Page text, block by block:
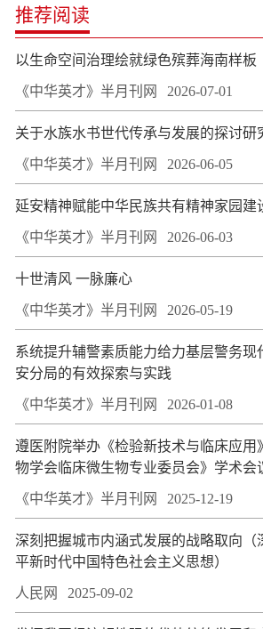
推荐阅读
以生命空间治理绘就绿色殡葬海南样板
《中华英才》半月刊网 2026-07-01
关于水族水书世代传承与发展的探讨研
《中华英才》半月刊网 2026-06-05
延安精神赋能中华民族共有精神家园建
《中华英才》半月刊网 2026-06-03
十世清风 一脉廉心
《中华英才》半月刊网 2026-05-19
系统提升辅警素质能力给力基层警务现代化 无锡市
安分局的有效探索与实践
《中华英才》半月刊网 2026-01-08
遵医附院举办《检验新技术与临床应用
物学会临床微生物专业委员会》学术会
《中华英才》半月刊网 2025-12-19
深刻把握城市内涵式发展的战略取向（
平新时代中国特色社会主义思想）
人民网 2025-09-02